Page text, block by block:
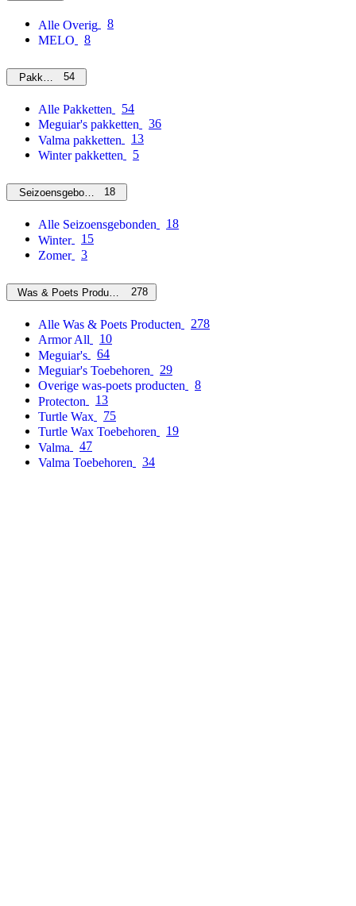
Alle Overig
8
MELO
8
Pakketten54
Alle Pakketten
54
Meguiar's pakketten
36
Valma pakketten
13
Winter pakketten
5
Seizoensgebonden18
Alle Seizoensgebonden
18
Winter
15
Zomer
3
Was & Poets Producten 278
Alle Was & Poets Producten
278
Armor All
10
Meguiar's
64
Meguiar's Toebehoren
29
Overige was-poets producten
8
Protecton
13
Turtle Wax
75
Turtle Wax Toebehoren
19
Valma
47
Valma Toebehoren
34